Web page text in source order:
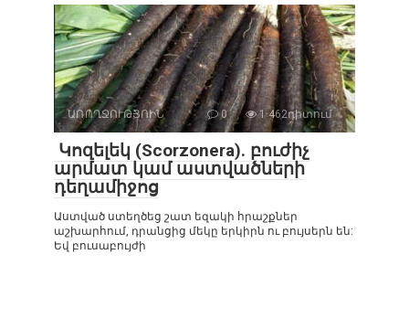
ԱՌՈՂՋՈՒԹՅՈԻՆ 0 1 462դիտում
Կոզելեկ (Scorzonera). բուժիչ
արմատ կամ աստվածների
դեղամիջոց
Աստված ստեղծեց շատ եզակի հրաշքներ
աշխարհում, դրանցից մեկը երկիրն ու բույսերն են:
Եվ բուսաբույժի